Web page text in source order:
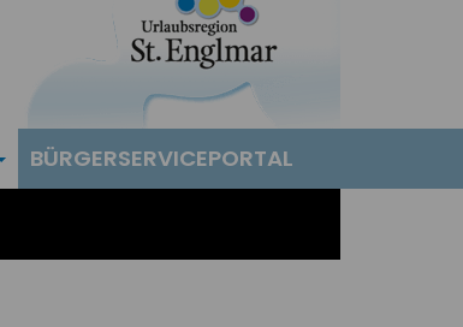
BÜRGERSERVICEPORTAL